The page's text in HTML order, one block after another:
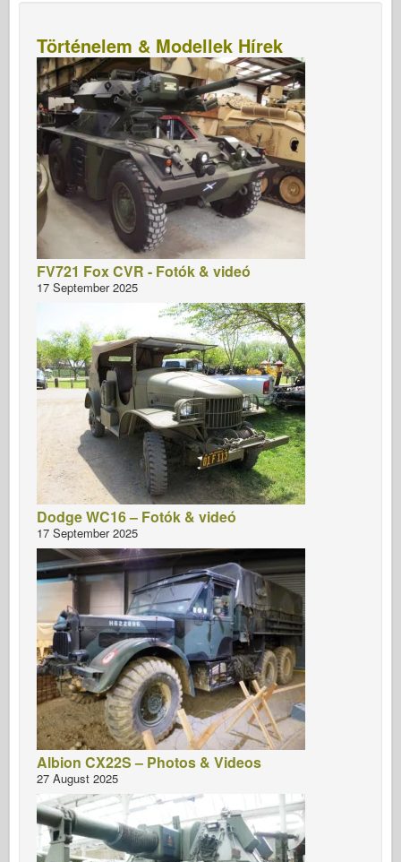
Történelem & Modellek Hírek
FV721 Fox CVR - Fotók & videó
17 September 2025
Dodge WC16 – Fotók & videó
17 September 2025
Albion CX22S – Photos & Videos
27 August 2025